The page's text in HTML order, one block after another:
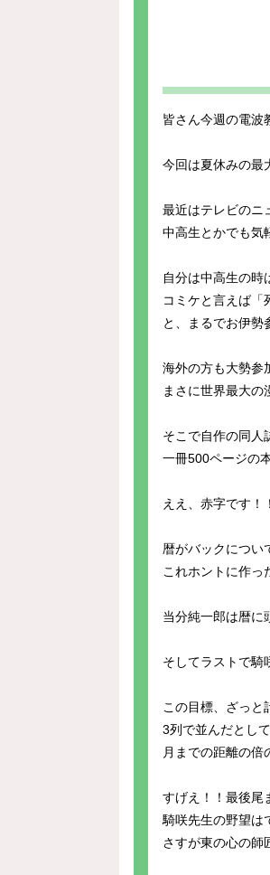
皆さん今週の電
今回は夏休みの最
最近はテレビのニ
中高生とかでも気
自分は中高生の時
コミケと言えば「
と、まるでお伊勢
海外の方も大勢参
まさに世界最大の
そこで自作の同人
一冊500ページの
ええ、赤字です！！
暦がバックについ
これホントに作っ
当分純一郎は暦に
そしてラストで騎
この目標、ざっと
3列で並んだとし
月までの距離の倍
すげえ！！最後尾
騎咲先生の野望は
さすが東の心の師